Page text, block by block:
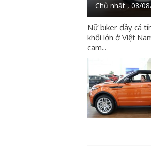
Chủ nhật , 08/
Nữ biker đầy cá
khối lớn ở Việt
cam...